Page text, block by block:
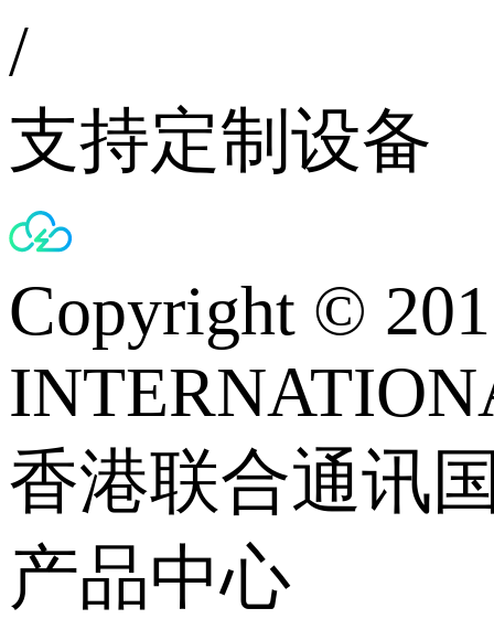
/
支持定制设备
Copyright ©
香港联合通讯
产品中心